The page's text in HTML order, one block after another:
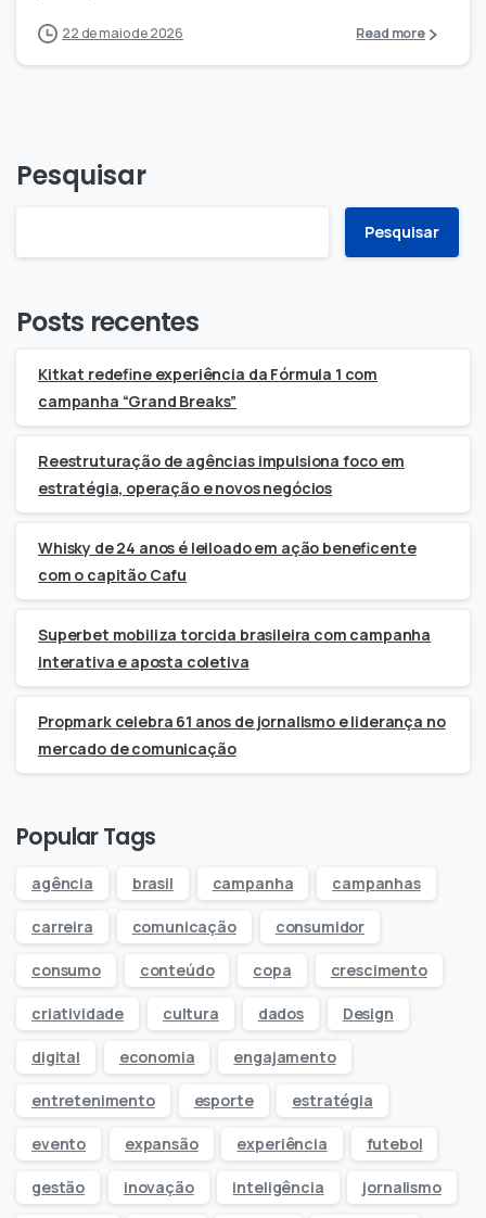
22 de maio de 2026 Read more
Pesquisar
Pesquisar
Posts recentes
Kitkat redefine experiência da Fórmula 1 com
campanha “Grand Breaks”
Reestruturação de agências impulsiona foco em
estratégia, operação e novos negócios
Whisky de 24 anos é leiloado em ação beneficente
com o capitão Cafu
Superbet mobiliza torcida brasileira com campanha
interativa e aposta coletiva
Propmark celebra 61 anos de jornalismo e liderança no
mercado de comunicação
Popular Tags
agência brasil campanha campanhas
carreira comunicação consumidor
consumo conteúdo copa crescimento
criatividade cultura dados Design
digital economia engajamento
entretenimento esporte estratégia
evento expansão experiência futebol
gestão inovação inteligência jornalismo